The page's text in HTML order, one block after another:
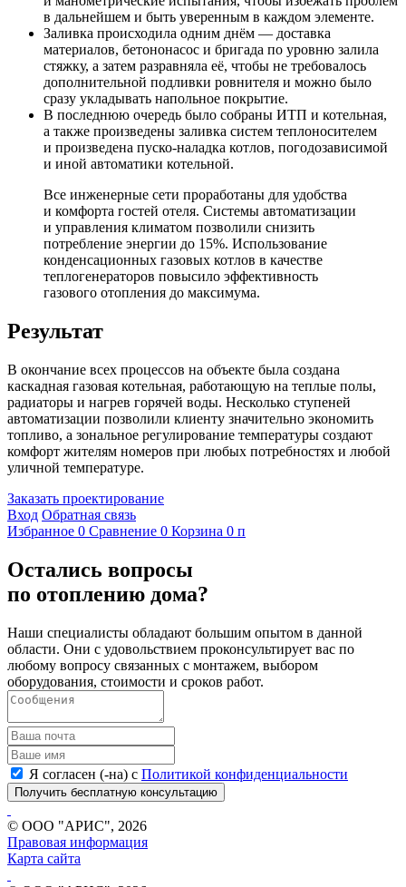
в дальнейшем и быть уверенным в каждом элементе.
Заливка происходила одним днём — доставка
материалов, бетононасос и бригада по уровню залила
стяжку, а затем разравняла её, чтобы не требовалось
дополнительной подливки ровнителя и можно было
сразу укладывать напольное покрытие.
В последнюю очередь было собраны ИТП и котельная,
а также произведены заливка систем теплоносителем
и произведена пуско-наладка котлов, погодозависимой
и иной автоматики котельной.
Все инженерные сети проработаны для удобства
и комфорта гостей отеля. Системы автоматизации
и управления климатом позволили снизить
потребление энергии до 15%. Использование
конденсационных газовых котлов в качестве
теплогенераторов повысило эффективность
газового отопления до максимума.
Результат
В окончание всех процессов на объекте была создана
каскадная газовая котельная, работающую на теплые полы,
радиаторы и нагрев горячей воды. Несколько ступеней
автоматизации позволили клиенту значительно экономить
топливо, а зональное регулирование температуры создают
комфорт жителям номеров при любых потребностях и любой
уличной температуре.
Заказать проектирование
Вход Обратная связь
Избранное 0 Сравнение 0 Корзина 0 п
Остались вопросы
по отоплению дома?
Наши специалисты обладают большим опытом в данной
области. Они с удовольствием проконсультирует вас по
любому вопросу связанных с монтажем, выбором
оборудования, стоимости и сроков работ.
Я согласен (-на) с Политикой конфиденциальности
Получить бесплатную консультацию
© ООО "АРИС", 2026
Правовая информация
Карта сайта